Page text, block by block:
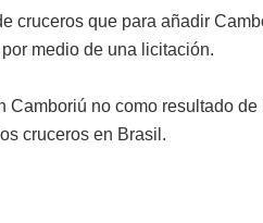
cruceros que para añadir
medio de una licitación.
Camboriú no como resultado
cruceros en Brasil.